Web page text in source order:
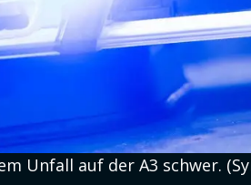
Unfall auf der A3 schwer.